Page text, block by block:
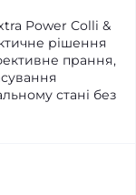
Power Colli &
рішення
прання,
стані без